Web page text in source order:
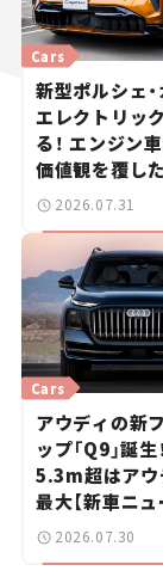
新型ポルシェ
エレクトリッ
る！ エンジン
価値観を覆し
ポルシェの走り
Cars
2026.07.31
アウディの新
ップ「Q9」誕生
5.3m超はアウ
最大【新車ニュ
Cars
2026.07.30